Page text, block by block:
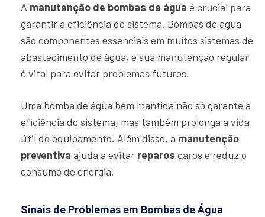
A manutenção de bombas de água é crucial para
garantir a eficiência do sistema. Bombas de água
são componentes essenciais em muitos sistemas de
abastecimento de água, e sua manutenção regular
é vital para evitar problemas futuros.
Uma bomba de água bem mantida não só garante a
eficiência do sistema, mas também prolonga a vida
útil do equipamento. Além disso, a manutenção
preventiva ajuda a evitar reparos caros e reduz o
consumo de energia.
Sinais de Problemas em Bombas de Água